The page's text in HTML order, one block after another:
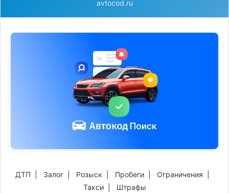
avtocod.ru
ДТП Залог Розыск Пробеги Ограничения
Такси| Штрафы